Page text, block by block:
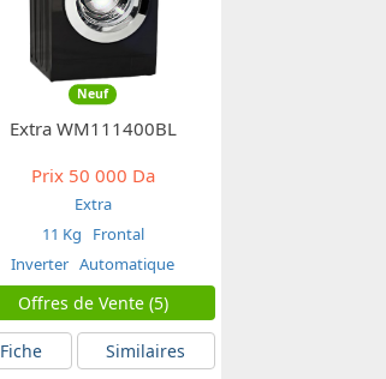
Neuf
Extra WM111400BL
Prix50 000 Da
Extra
11 Kg
Frontal
Inverter Automatique
Offres de Vente (5)
Fiche
Similaires